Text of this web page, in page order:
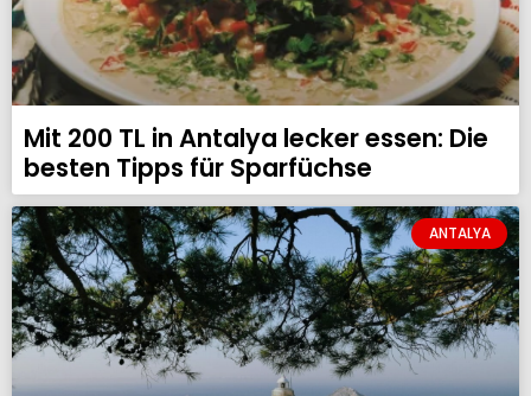
Mit 200 TL in Antalya lecker essen: Die
besten Tipps für Sparfüchse
ANTALYA